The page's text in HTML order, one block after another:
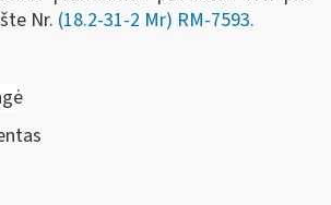
Nr. (18.2-31-2 Mr) RM-7593.